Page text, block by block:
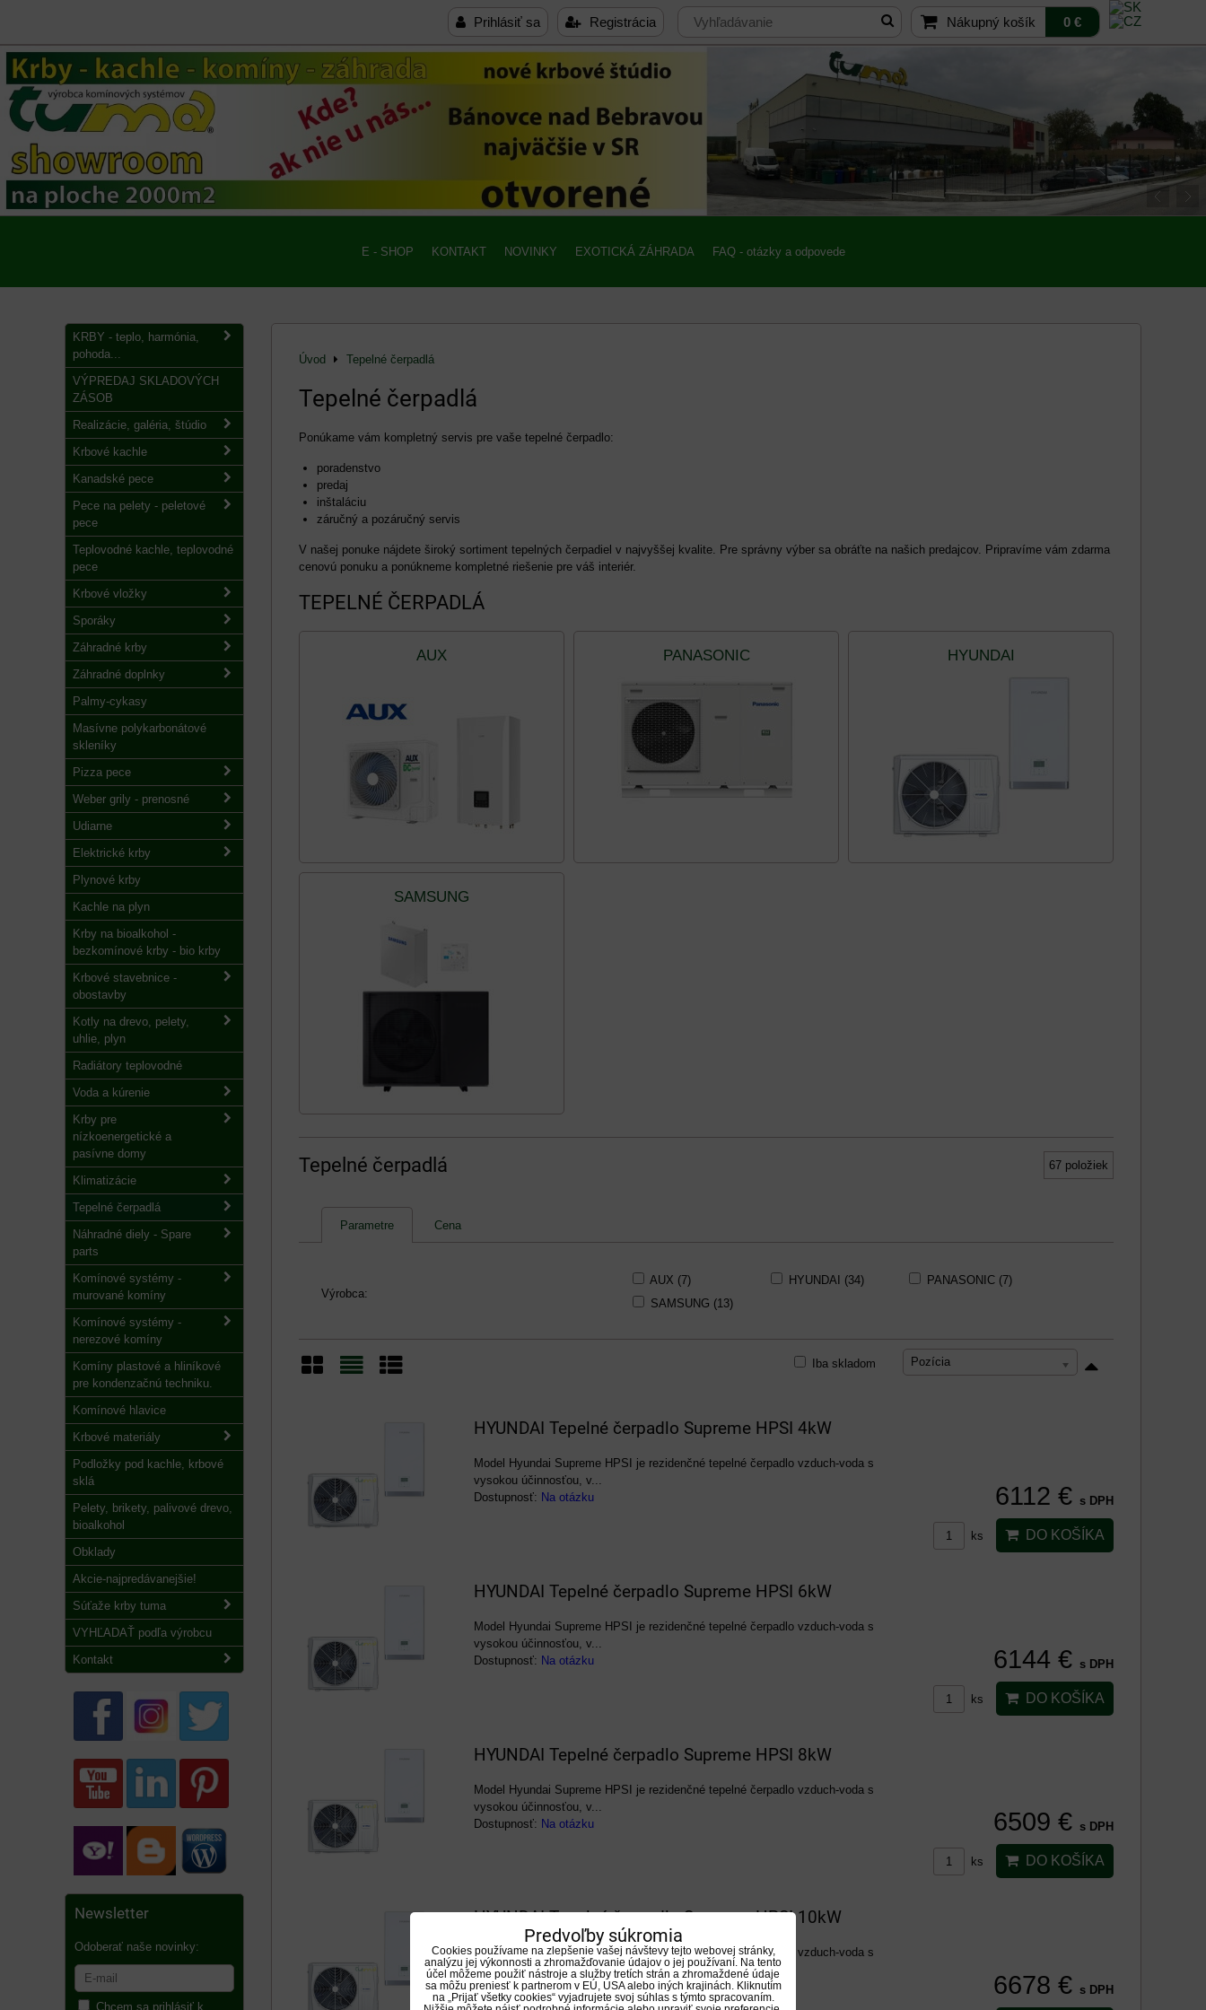
Prihlásiť sa Registrácia Nákupný košík 0 €
E - SHOP KONTAKT NOVINKY EXOTICKÁ ZÁHRADA FAQ - otázky a odpovede
Úvod Tepelné čerpadlá
Tepelné čerpadlá
Ponúkame vám kompletný servis pre vaše tepelné čerpadlo:
poradenstvo
predaj
inštaláciu
záručný a pozáručný servis
V našej ponuke nájdete široký sortiment tepelných čerpadiel v najvyššej kvalite. Pre správny výber sa obráťte na našich predajcov. Pripravíme vám zdarma
cenovú ponuku a ponúkneme kompletné riešenie pre váš interiér.
TEPELNÉ ČERPADLÁ
AUX PANASONIC HYUNDAI
SAMSUNG
Tepelné čerpadlá 67 položiek
Parametre Cena
Výrobca:
AUX (7) HYUNDAI (34)
PANASONIC (7)
SAMSUNG (13)
Pozícia
Iba skladom
HYUNDAI Tepelné čerpadlo Supreme HPSI 4kW
Model Hyundai Supreme HPSI je rezidenčné tepelné čerpadlo vzduch-voda s
vysokou účinnosťou, v...
Dostupnosť: Na otázku 6112 € s DPH
ks DO KOŠÍKA
HYUNDAI Tepelné čerpadlo Supreme HPSI 6kW
Model Hyundai Supreme HPSI je rezidenčné tepelné čerpadlo vzduch-voda s
vysokou účinnosťou, v...
Dostupnosť: Na otázku 6144 € s DPH
ks DO KOŠÍKA
HYUNDAI Tepelné čerpadlo Supreme HPSI 8kW
Model Hyundai Supreme HPSI je rezidenčné tepelné čerpadlo vzduch-voda s
vysokou účinnosťou, v...
Dostupnosť: Na otázku 6509 € s DPH
ks DO KOŠÍKA
HYUNDAI Tepelné čerpadlo Supreme HPSI 10kW
Model Hyundai Supreme HPSI je rezidenčné tepelné čerpadlo vzduch-voda s
vysokou účinnosťou, v...
Dostupnosť:Na otázku 6678 € s DPH
KRBY - teplo, harmónia,
pohoda...
VÝPREDAJ SKLADOVÝCH
ZÁSOB
Realizácie, galéria, štúdio
Krbové kachle
Kanadské pece
Pece na pelety - peletové
pece
Teplovodné kachle, teplovodné
pece
Krbové vložky
Sporáky
Záhradné krby
Záhradné doplnky
Palmy-cykasy
Masívne polykarbonátové
skleníky
Pizza pece
Weber grily - prenosné
Udiarne
Elektrické krby
Plynové krby
Kachle na plyn
Krby na bioalkohol -
bezkomínové krby - bio krby
Krbové stavebnice -
obostavby
Kotly na drevo, pelety,
uhlie, plyn
Radiátory teplovodné
Voda a kúrenie
Krby pre
nízkoenergetické a
pasívne domy
Klimatizácie
Tepelné čerpadlá
Náhradné diely - Spare
parts
Komínové systémy -
murované komíny
Komínové systémy -
nerezové komíny
Komíny plastové a hliníkové
pre kondenzačnú techniku.
Komínové hlavice
Krbové materiály
Podložky pod kachle, krbové
sklá
Pelety, brikety, palivové drevo,
bioalkohol
Obklady
Akcie-najpredávanejšie!
Súťaže krby tuma
VYHĽADAŤ podľa výrobcu
Kontakt
Newsletter
Odoberať naše novinky:
Chcem sa prihlásiť k
Predvoľby súkromia
Cookies používame na zlepšenie vašej návštevy tejto webovej stránky,
analýzu jej výkonnosti a zhromažďovanie údajov o jej používaní. Na tento
účel môžeme použiť nástroje a služby tretích strán a zhromaždené údaje
sa môžu preniesť k partnerom v EÚ, USA alebo iných krajinách. Kliknutím
na „Prijať všetky cookies“ vyjadrujete svoj súhlas s týmto spracovaním.